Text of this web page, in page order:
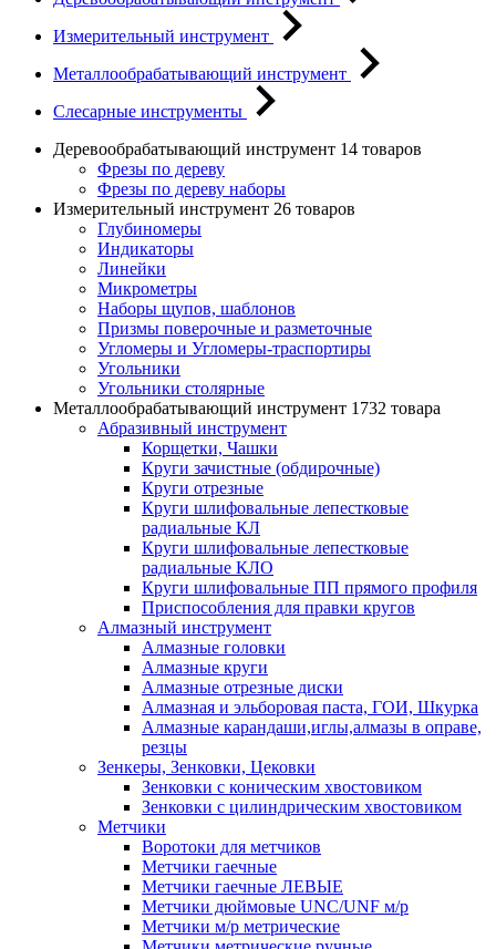
Измерительный инструмент
Металлообрабатывающий инструмент
Слесарные инструменты
Деревообрабатывающий инструмент 14 товаров
Фрезы по дереву
Фрезы по дереву наборы
Измерительный инструмент 26 товаров
Глубиномеры
Индикаторы
Линейки
Микрометры
Наборы щупов, шаблонов
Призмы поверочные и разметочные
Угломеры и Угломеры-траспортиры
Угольники
Угольники столярные
Металлообрабатывающий инструмент 1732 товара
Абразивный инструмент
Корщетки, Чашки
Круги зачистные (обдирочные)
Круги отрезные
Круги шлифовальные лепестковые
радиальные КЛ
Круги шлифовальные лепестковые
радиальные КЛО
Круги шлифовальные ПП прямого профиля
Приспособления для правки кругов
Алмазный инструмент
Алмазные головки
Алмазные круги
Алмазные отрезные диски
Алмазная и эльборовая паста, ГОИ, Шкурка
Алмазные карандаши,иглы,алмазы в оправе,
резцы
Зенкеры, Зенковки, Цековки
Зенковки с коническим хвостовиком
Зенковки с цилиндрическим хвостовиком
Метчики
Воротоки для метчиков
Метчики гаечные
Метчики гаечные ЛЕВЫЕ
Метчики дюймовые UNC/UNF м/р
Метчики м/р метрические